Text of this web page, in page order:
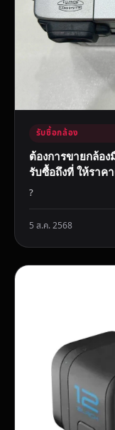
รับซื้อกล้อง
ต้องการขายกล้อง
รับซื้อถึงที่ ให้ราค
?
5 ส.ค. 2568